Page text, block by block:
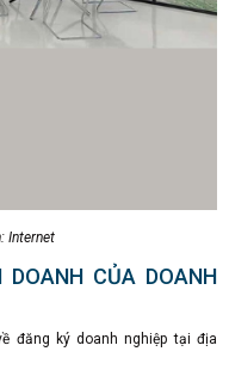
Internet
CỦA DOANH
đăng ký doanh nghiệp tại địa